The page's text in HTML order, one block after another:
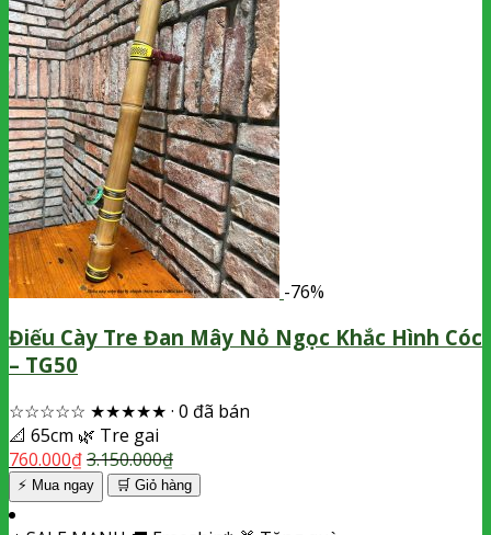
-76%
Điếu Cày Tre Đan Mây Nỏ Ngọc Khắc Hình Cóc
– TG50
☆☆☆☆☆ ★★★★★ · 0 đã bán
📐 65cm 🌿 Tre gai
760.000₫3.150.000₫
⚡ Mua ngay 🛒 Giỏ hàng